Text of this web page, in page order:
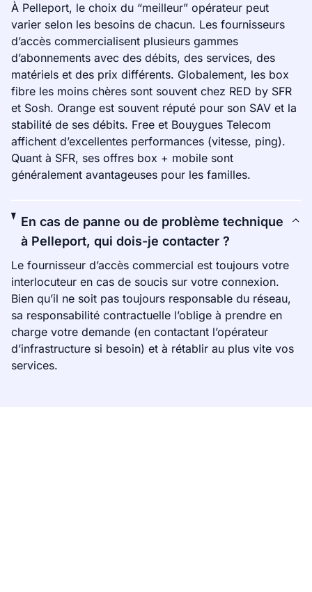
À Pelleport, le choix du “meilleur” opérateur peut
varier selon les besoins de chacun. Les fournisseurs
d’accès commercialisent plusieurs gammes
d’abonnements avec des débits, des services, des
matériels et des prix différents. Globalement, les box
fibre les moins chères sont souvent chez RED by SFR
et Sosh. Orange est souvent réputé pour son SAV et la
stabilité de ses débits. Free et Bouygues Telecom
affichent d’excellentes performances (vitesse, ping).
Quant à SFR, ses offres box + mobile sont
généralement avantageuses pour les familles.
En cas de panne ou de problème technique
à Pelleport, qui dois-je contacter ?
Le fournisseur d’accès commercial est toujours votre
interlocuteur en cas de soucis sur votre connexion.
Bien qu’il ne soit pas toujours responsable du réseau,
sa responsabilité contractuelle l’oblige à prendre en
charge votre demande (en contactant l’opérateur
d’infrastructure si besoin) et à rétablir au plus vite vos
services.